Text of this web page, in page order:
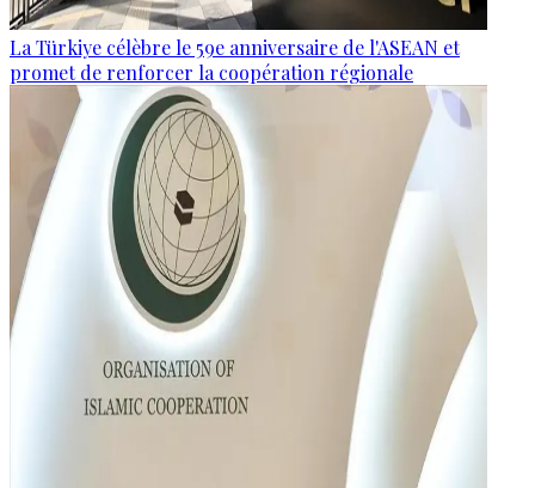
La Türkiye célèbre le 59e anniversaire de l'ASEAN et
promet de renforcer la coopération régionale